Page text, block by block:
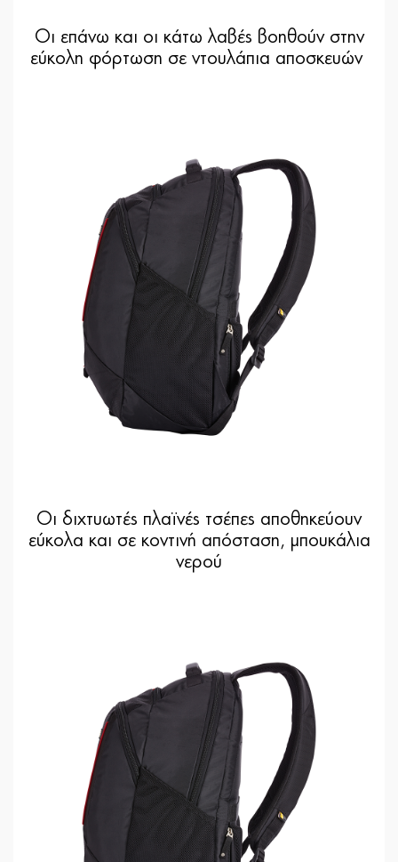
Οι επάνω και οι κάτω λαβές βοηθούν στην
εύκολη φόρτωση σε ντουλάπια αποσκευών
Οι διχτυωτές πλαϊνές τσέπες αποθηκεύουν
εύκολα και σε κοντινή απόσταση, μπουκάλια
νερού